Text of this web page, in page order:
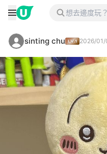
sinting chu 2026/01/